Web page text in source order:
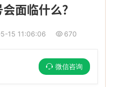
面临什么？
15 11:06:06 670
微信咨询